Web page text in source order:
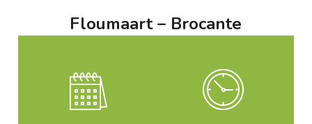
Floumaart – Brocante